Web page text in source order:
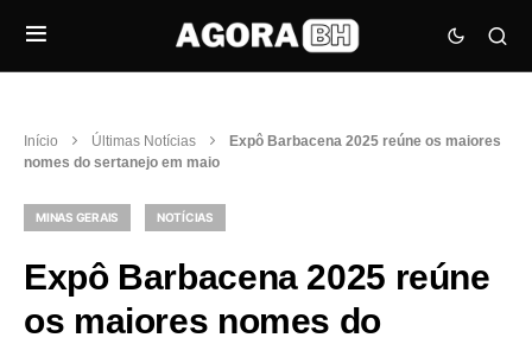
Início Últimas Notícias
Expô Barbacena 2025 reúne os maiores
nomes do sertanejo em maio
MINAS GERAIS NOTÍCIAS
Expô Barbacena 2025 reúne
os maiores nomes do